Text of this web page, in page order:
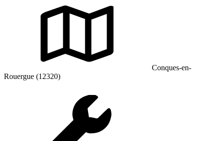
Conques-en-
Rouergue (12320)